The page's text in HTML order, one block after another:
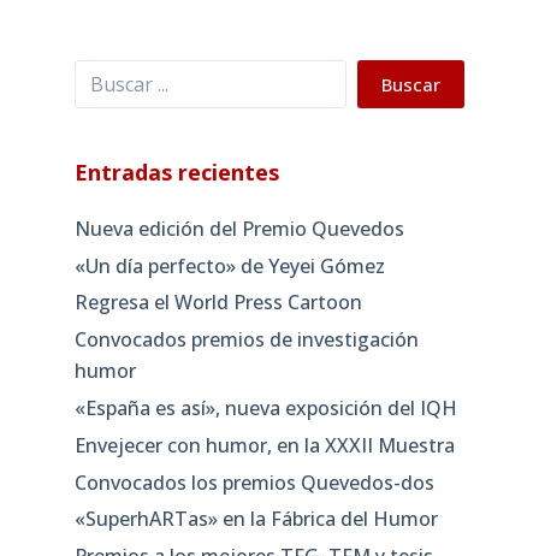
Buscar Buscar
Entradas recientes
Nueva edición del Premio Quevedos
«Un día perfecto» de Yeyei Gómez
Regresa el World Press Cartoon
Convocados premios de investigación
humor
«España es así», nueva exposición del IQH
Envejecer con humor, en la XXXII Muestra
Convocados los premios Quevedos-dos
«SuperhARTas» en la Fábrica del Humor